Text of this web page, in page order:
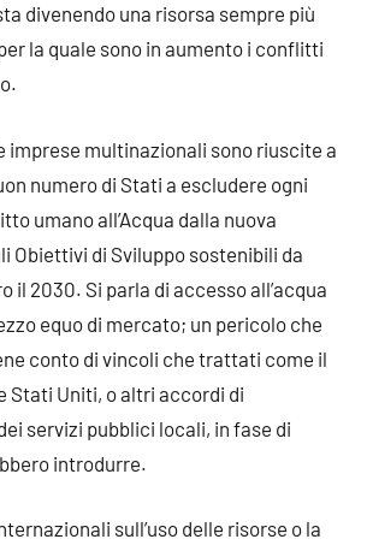
divenendo una risorsa sempre più
la quale sono in aumento i conflitti
imprese multinazionali sono riuscite a
numero di Stati a escludere ogni
umano all’Acqua dalla nuova
Obiettivi di Sviluppo sostenibili da
il 2030. Si parla di accesso all’acqua
equo di mercato; un pericolo che
conto di vincoli che trattati come il
Stati Uniti, o altri accordi di
servizi pubblici locali, in fase di
introdurre.
sull’uso delle risorse o la